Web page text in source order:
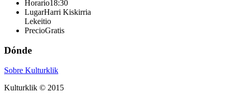
Horario18:30
LugarHarri Kiskirria
Lekeitio
PrecioGratis
Dónde
Sobre Kulturklik
Kulturklik © 2015